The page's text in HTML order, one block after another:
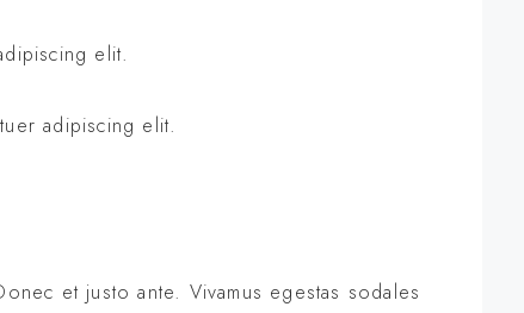
elit.
adipiscing elit.
et justo ante. Vivamus egestas sodales